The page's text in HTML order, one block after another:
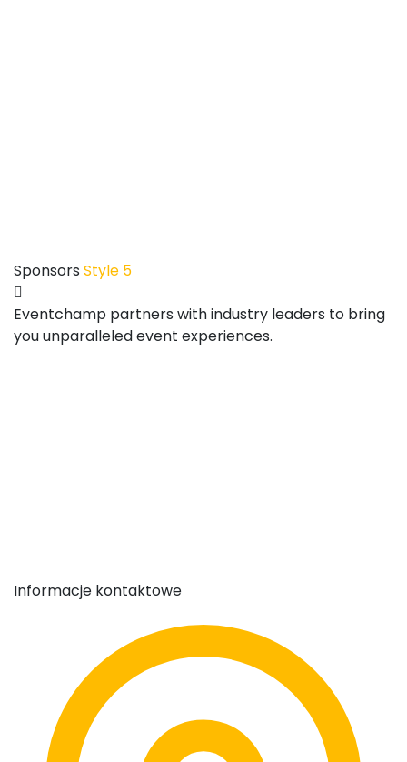
Sponsors Style 5
Eventchamp partners with industry leaders to bring
you unparalleled event experiences.
Informacje kontaktowe